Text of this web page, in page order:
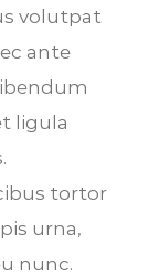
volutpat
ante
ligula
tortor
urna,
nunc.